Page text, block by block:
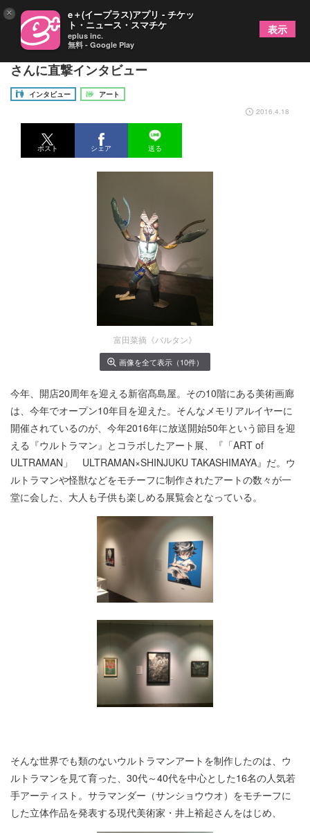
新宿髙島屋にバルタン襲来？！生みの親・富田菜摘
さんに直撃インタビュー
インタビュー
アート
2016.4.18
ポスト シェア 送る
富田菜摘《バルタン》
画像を全て表示（10件）
今年、開店20周年を迎える新宿髙島屋。その10階にある美術画廊
は、今年でオープン10年目を迎えた。そんなメモリアルイヤーに
開催されているのが、今年2016年に放送開始50年という節目を迎
える『ウルトラマン』とコラボしたアート展、『「ART of
ULTRAMAN」 ULTRAMAN×SHINJUKU TAKASHIMAYA』だ。ウ
ルトラマンや怪獣などをモチーフに制作されたアートの数々が一
堂に会した、大人も子供も楽しめる展覧会となっている。
そんな世界でも類のないウルトラマンアートを制作したのは、ウ
ルトラマンを見て育った、30代～40代を中心とした16名の人気若
手アーティスト。サラマンダー（サンショウウオ）をモチーフに
した立体作品を発表する現代美術家・井上裕起さんをはじめ、
× e＋(イープラス)アプリ - チケッ
ト・ニュース・スマチケ
eplus inc.
無料 - Google Play
表示